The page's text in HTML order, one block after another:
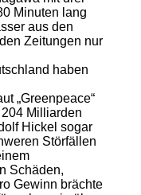
Minuten lang
aus den
Zeitungen nur
haben
„Greenpeace“
Milliarden
Hickel sogar
Störfällen
Schäden,
Gewinn brächte